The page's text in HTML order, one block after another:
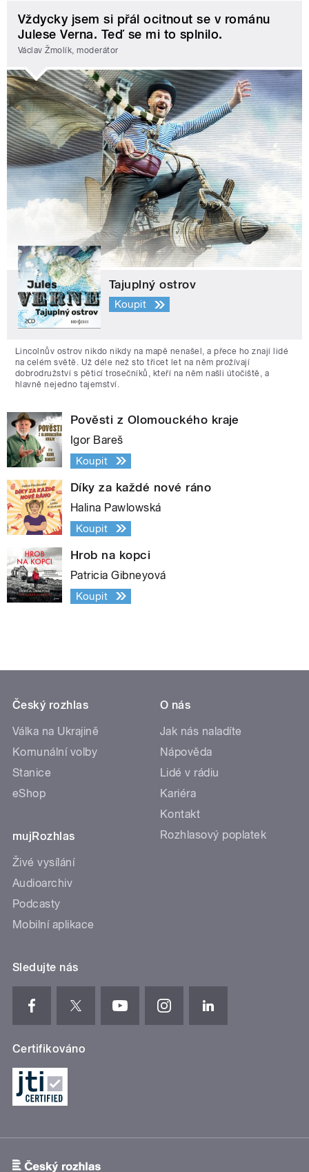
Vždycky jsem si přál ocitnout se v románu
Julese Verna. Teď se mi to splnilo.
Václav Žmolík, moderátor
Tajuplný ostrov
Koupit
Lincolnův ostrov nikdo nikdy na mapě nenašel, a přece ho znají lidé
na celém světě. Už déle než sto třicet let na něm prožívají
dobrodružství s pěticí trosečníků, kteří na něm našli útočiště, a
hlavně nejedno tajemství.
Pověsti z Olomouckého kraje
Igor Bareš
Koupit
Díky za každé nové ráno
Halina Pawlowská
Koupit
Hrob na kopci
Patricia Gibneyová
Koupit
Český rozhlas
Válka na Ukrajině
Komunální volby
Stanice
eShop
mujRozhlas
Živé vysílání
Audioarchiv
Podcasty
Mobilní aplikace
O nás
Jak nás naladíte
Nápověda
Lidé v rádiu
Kariéra
Kontakt
Rozhlasový poplatek
Sledujte nás
Certifikováno